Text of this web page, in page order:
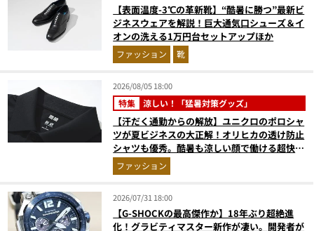
【表面温度-3℃の革新靴】“酷暑に勝つ”最新ビ
ジネスウェアを解説！巨大通気口シューズ＆イ
オンの洗える1万円台セットアップほか
ファッション 靴
2026/08/05 18:00
特集 涼しい！「猛暑対策グッズ」
【汗だく通勤からの解放】ユニクロのポロシャ
ツが夏ビジネスの大正解！オリヒカの透け防止
シャツも優秀。酷暑も涼しい顔で働ける超快適
ウエアの実力
ファッション
2026/07/31 18:00
【G-SHOCKの最高傑作か】18年ぶり超絶進
化！グラビティマスター新作が凄い。開発者が